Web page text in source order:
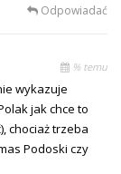
Odpowiadać
% temu
wykazuje
jak chce to
chociaż trzeba
Podoski czy